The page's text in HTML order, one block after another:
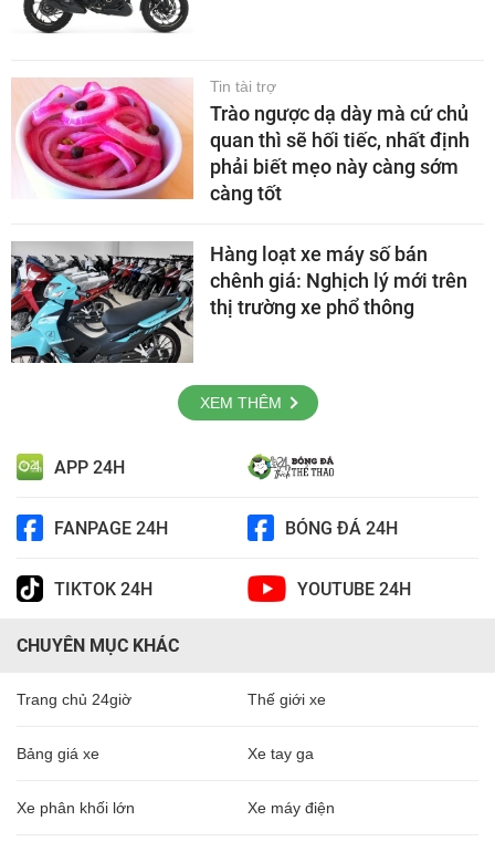
Tin tài trợ
Trào ngược dạ dày mà cứ chủ
quan thì sẽ hối tiếc, nhất định
phải biết mẹo này càng sớm
càng tốt
Hàng loạt xe máy số bán
chênh giá: Nghịch lý mới trên
thị trường xe phổ thông
XEM THÊM
APP 24H
FANPAGE 24H BÓNG ĐÁ 24H
TIKTOK 24H YOUTUBE 24H
CHUYÊN MỤC KHÁC
Trang chủ 24giờ Thế giới xe
Bảng giá xe Xe tay ga
Xe phân khối lớn Xe máy điện